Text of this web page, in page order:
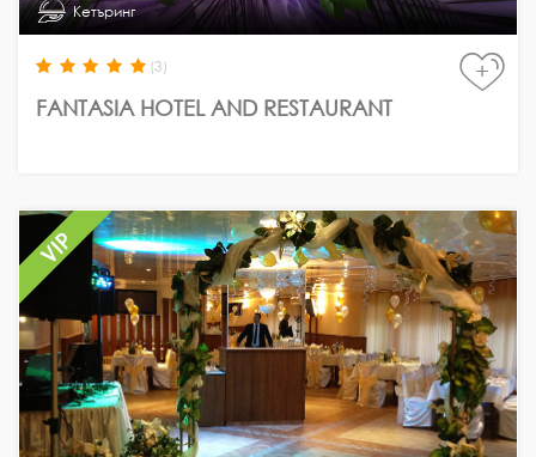
Кетъринг
(3)
FANTASIA HOTEL AND RESTAURANT
+